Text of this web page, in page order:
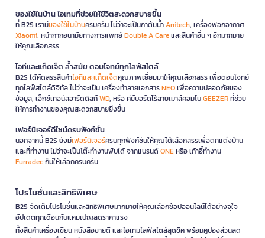
ของใช้ในบ้าน ไอเทมที่ช่วยให้ชีวิตสะดวกสบายขึ้น
ที่ B2S เรามีของใช้ในบ้านครบครัน ไม่ว่าจะเป็นกาต้มน้ำAnitech, เครื่องฟอกอากาศ
Xiaomi, หน้ากากอนามัยทางการแพทย์Double A Careและสินค้าอื่น ๆ อีกมากมาย
ให้คุณเลือกสรร
ไอทีและแก็ดเจ็ต ล้ำสมัย ตอบโจทย์ทุกไลฟ์สไตล์
B2S ได้คัดสรรสินค้าไอทีและแก็ดเจ็ตคุณภาพเยี่ยมมาให้คุณเลือกสรร เพื่อตอบโจทย์
ทุกไลฟ์สไตล์ดิจิทัล ไม่ว่าจะเป็น เครื่องทำลายเอกสารNEOเพื่อความปลอดภัยของ
ข้อมูล, เอ็กซ์เทอนัลฮาร์ดดิสก์WD, หรือ คีย์บอร์ดไร้สายเมาส์คอมโบGEEZERที่ช่วย
ให้การทำงานของคุณสะดวกสบายยิ่งขึ้น
เฟอร์นิเจอร์ดีไซน์ครบฟังก์ชั่น
นอกจากนี้ B2S ยังมีเฟอร์นิเจอร์ครบทุกฟังก์ชันให้คุณได้เลือกสรรเพื่อตกแต่งบ้าน
และที่ทำงาน ไม่ว่าจะเป็นโต๊ะทำงานพับได้ จากแบรนด์ONEหรือ เก้าอี้ทำงาน
Furradecก็มีให้เลือกครบครัน
โปรโมชั่นและสิทธิพิเศษ
B2S จัดเต็มโปรโมชั่นและสิทธิพิเศษมากมายให้คุณเลือกช้อปออนไลน์ได้อย่างจุใจ
อัปเดตทุกเดือนกับแคมเปญลดราคาแรง
ทั้งสินค้าเครื่องเขียน หนังสือขายดี และไอเทมไลฟ์สไตล์สุดชิค พร้อมคูปองส่วนลด